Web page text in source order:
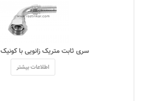
سری ثابت متریک زانویی با کونیک ۶۰ درجه
اطلاعات بیشتر